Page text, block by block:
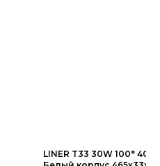
LINER T33 30W 100°